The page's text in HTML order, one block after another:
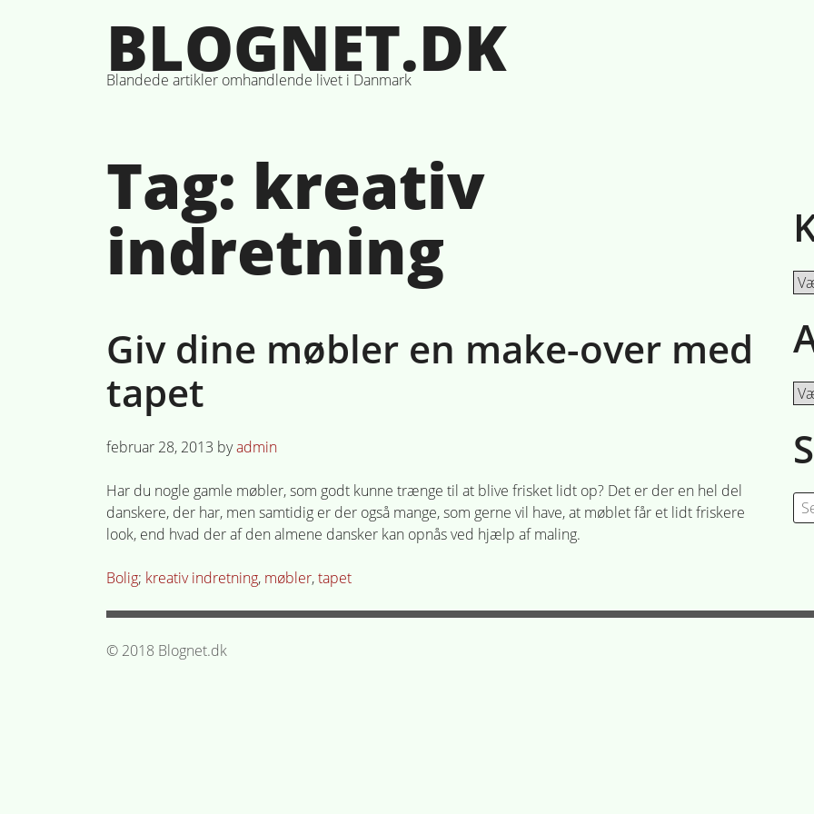
to
content
BLOGNET.DK
Blandede artikler omhandlende livet i Danmark
Tag: kreativ
indretning
Giv dine møbler en make-over med
tapet
Posted
februar 28, 2013 byadmin
Har du nogle gamle møbler, som godt kunne trænge til at blive frisket lidt op? Det er der en hel del
danskere, der har, men samtidig er der også mange, som gerne vil have, at møblet får et lidt friskere
look, end hvad der af den almene dansker kan opnås ved hjælp af maling.
Posted
Bolig Tagged
kreativ indretning, møbler,tapet
for:
© 2018 Blognet.dk